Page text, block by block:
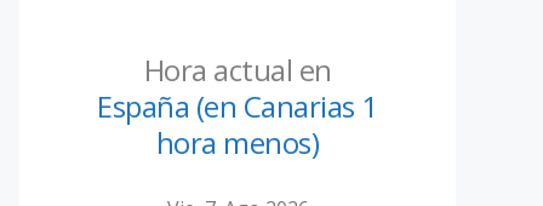
Hora actual en
España (en Canarias 1
hora menos)